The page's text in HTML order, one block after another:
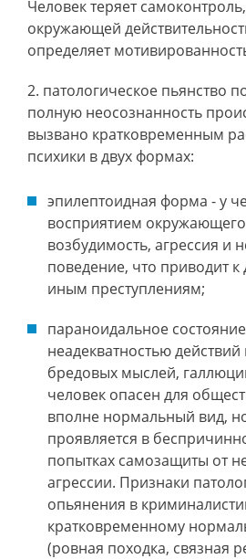
Человек теряет
окружающей
определяет
патологическое пьянство
полную неосознанность
вызвано кратковременным
психики в двух формах:
эпилептоидная форма - у
восприятием
возбудимость, агрессия и
поведение, что приводит к
иным преступлениям;
параноидальное
неадекватностью
бредовых мыслей,
человек опасен для
вполне нормальный вид,
проявляется в
попытках самозащиты от
агрессии. Признаки
опьянения в
кратковременному
(ровная походка, связная